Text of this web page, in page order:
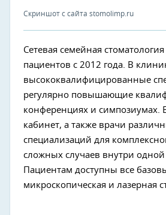
Скриншот с сайта stomolimp.ru
Сетевая семейная
пациентов с 2012 года. В
высококвалифицированные
регулярно повышающие
конференциях и симпозиумах.
кабинет, а также врачи
специализаций для
сложных случаев внутри
Пациентам доступны все
микроскопическая и лазерная